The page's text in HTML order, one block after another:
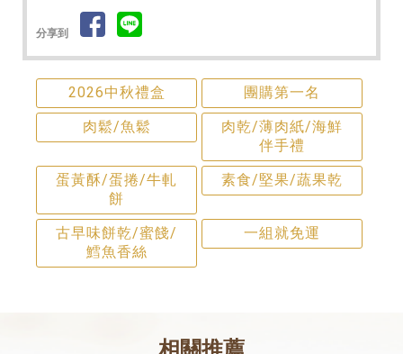
2026中秋禮盒
團購第一名
肉鬆/魚鬆
肉乾/薄肉紙/海鮮
伴手禮
蛋黃酥/蛋捲/牛軋
餅
素食/堅果/蔬果乾
古早味餅乾/蜜餞/
鱈魚香絲
一組就免運
分享到